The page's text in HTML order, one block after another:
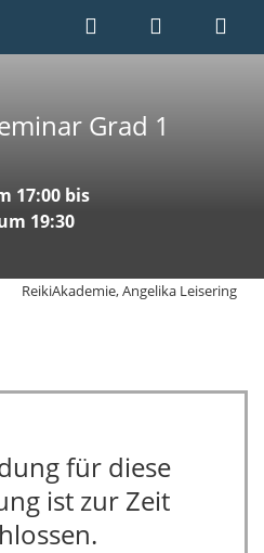
Grad 1
17:00 bis
19:30
ReikiAkademie, Angelika Leisering
für diese
ist zur Zeit